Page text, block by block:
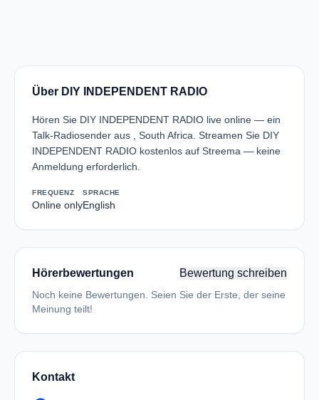
Über DIY INDEPENDENT RADIO
Hören Sie DIY INDEPENDENT RADIO live online — ein
Talk-Radiosender aus , South Africa. Streamen Sie DIY
INDEPENDENT RADIO kostenlos auf Streema — keine
Anmeldung erforderlich.
FREQUENZ
Online only
SPRACHE
English
Hörerbewertungen Bewertung schreiben
Noch keine Bewertungen. Seien Sie der Erste, der seine
Meinung teilt!
Kontakt